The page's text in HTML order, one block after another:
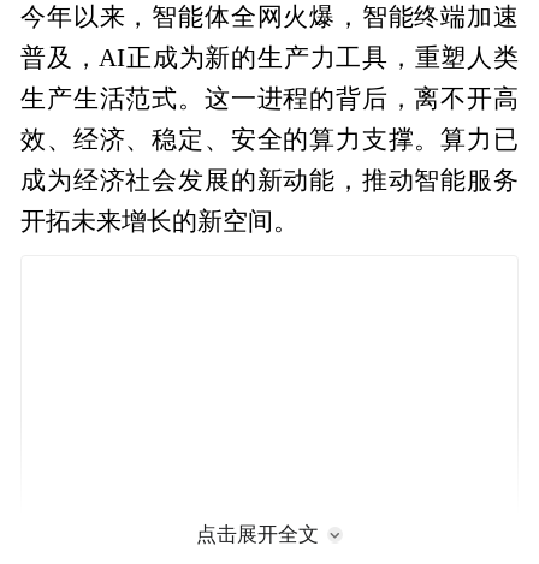
今年以来，智能体全网火爆，智能终端加速
普及，AI正成为新的生产力工具，重塑人类
生产生活范式。这一进程的背后，离不开高
效、经济、稳定、安全的算力支撑。算力已
成为经济社会发展的新动能，推动智能服务
开拓未来增长的新空间。
点击展开全文